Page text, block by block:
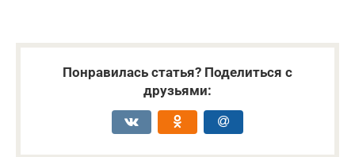
Понравилась статья? Поделиться с
друзьями: